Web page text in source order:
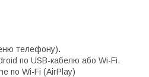
телефону).
по USB-кабелю або Wi-Fi.
по Wi-Fi (AirPlay)